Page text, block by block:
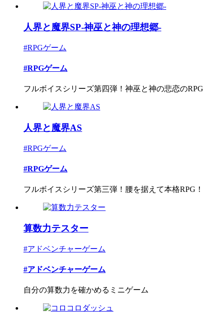
人界と魔界SP-神巫と神の理想郷-
#RPGゲーム
#RPGゲーム
フルボイスシリーズ第四弾！神巫と神の悲恋のRPG
人界と魔界AS
#RPGゲーム
#RPGゲーム
フルボイスシリーズ第三弾！腰を据えて本格RPG！
算数力テスター
#アドベンチャーゲーム
#アドベンチャーゲーム
自分の算数力を確かめるミニゲーム